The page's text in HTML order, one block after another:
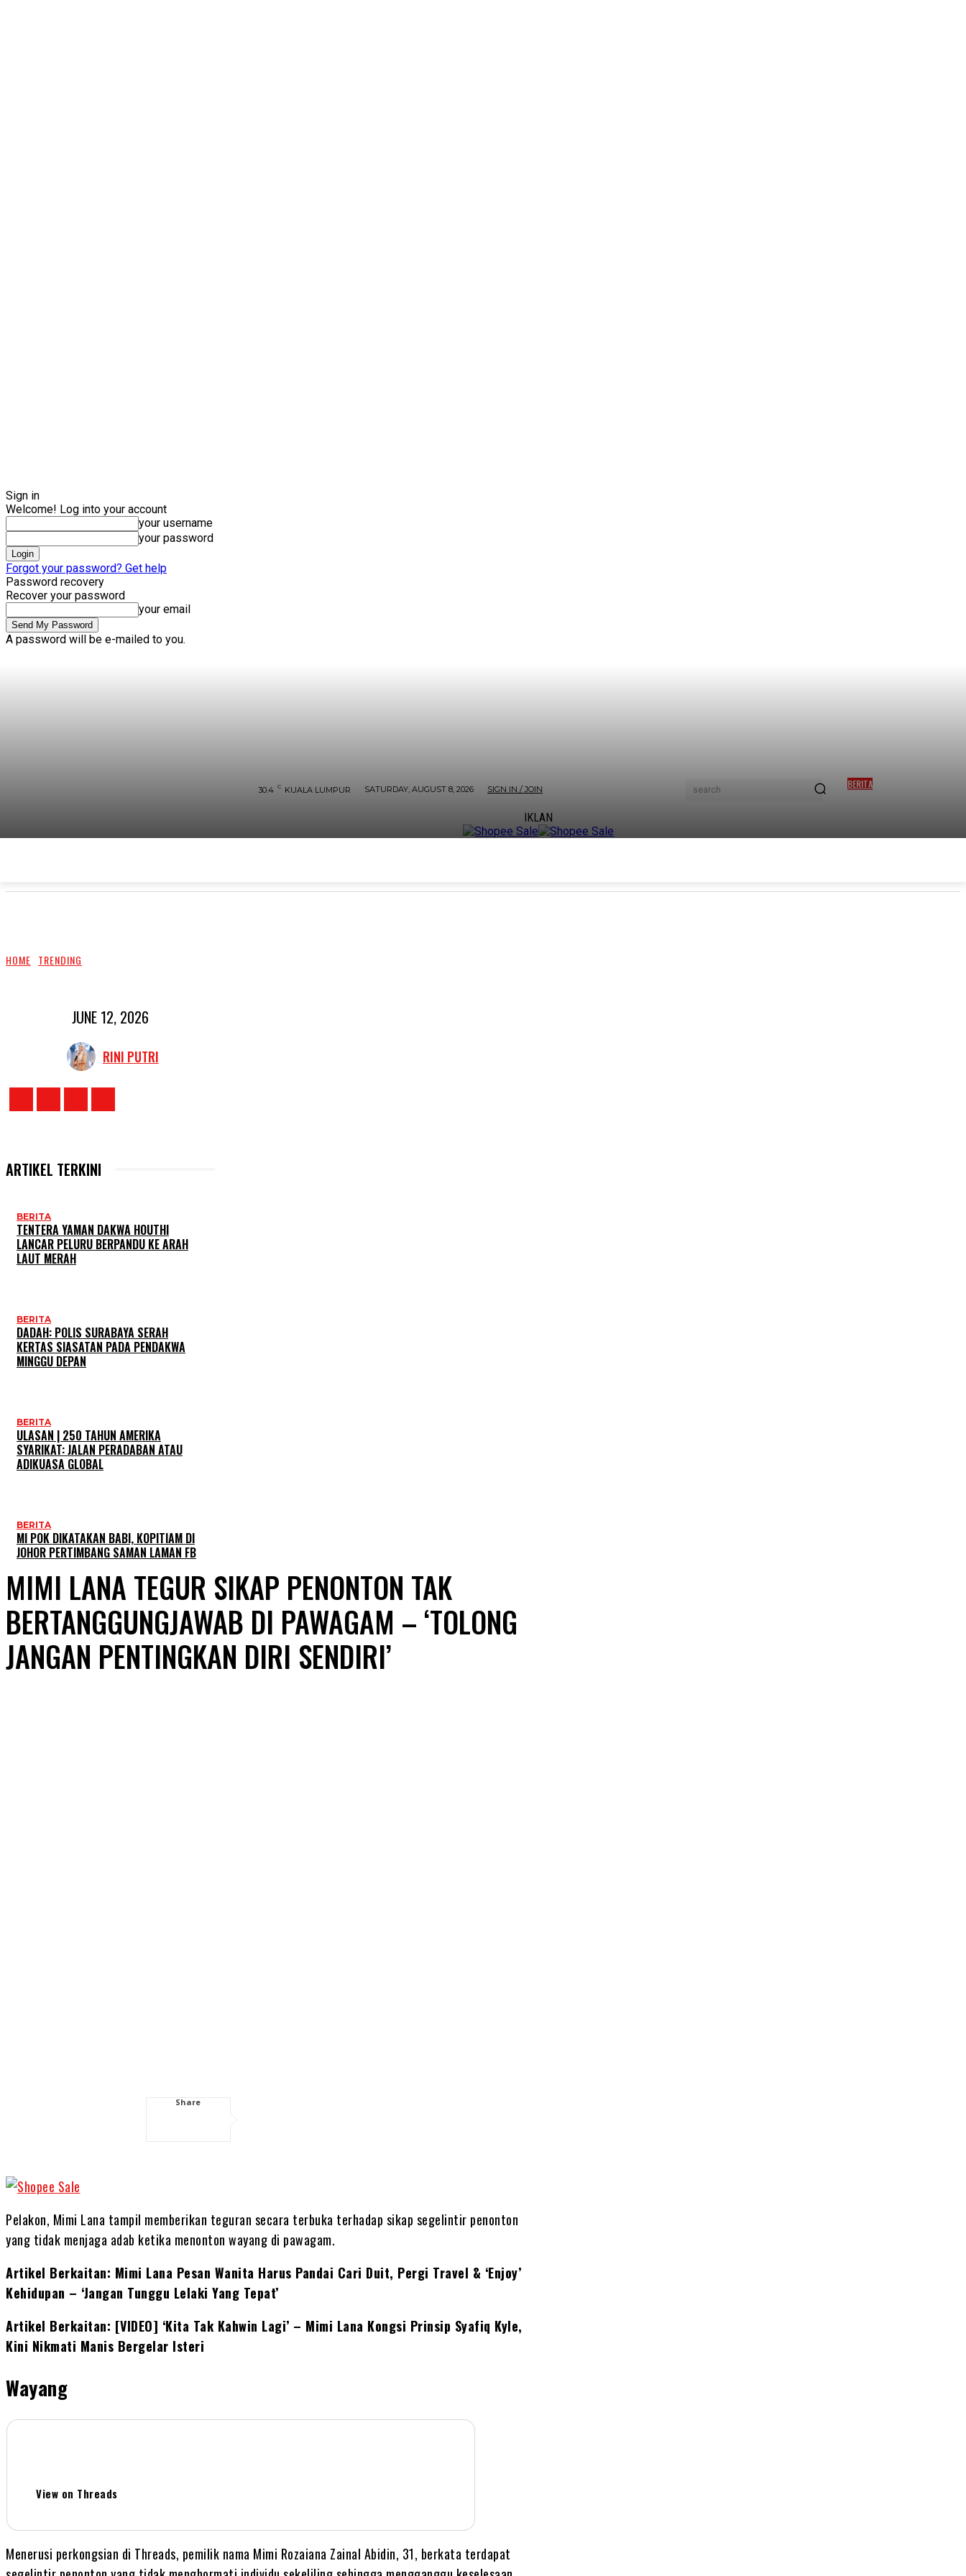
Sign in
Welcome! Log into your account
your username
your password
Forgot your password? Get help
Password recovery
Recover your password
your email
A password will be e-mailed to you.
30.4 C KUALA LUMPUR SATURDAY, AUGUST 8, 2026 SIGN IN / JOIN search
IKLAN
BERITA
HOME TRENDING
JUNE 12, 2026
RINI PUTRI
ARTIKEL TERKINI
BERITA
TENTERA YAMAN DAKWA HOUTHI
LANCAR PELURU BERPANDU KE ARAH
LAUT MERAH
BERITA
DADAH: POLIS SURABAYA SERAH
KERTAS SIASATAN PADA PENDAKWA
MINGGU DEPAN
BERITA
ULASAN | 250 TAHUN AMERIKA
SYARIKAT: JALAN PERADABAN ATAU
ADIKUASA GLOBAL
BERITA
MI POK DIKATAKAN BABI, KOPITIAM DI
JOHOR PERTIMBANG SAMAN LAMAN FB
MIMI LANA TEGUR SIKAP PENONTON TAK
BERTANGGUNGJAWAB DI PAWAGAM – ‘TOLONG
JANGAN PENTINGKAN DIRI SENDIRI’
Share
Pelakon, Mimi Lana tampil memberikan teguran secara terbuka terhadap sikap segelintir penonton
yang tidak menjaga adab ketika menonton wayang di pawagam.
Artikel Berkaitan: Mimi Lana Pesan Wanita Harus Pandai Cari Duit, Pergi Travel & ‘Enjoy’
Kehidupan – ‘Jangan Tunggu Lelaki Yang Tepat’
Artikel Berkaitan: [VIDEO] ‘Kita Tak Kahwin Lagi’ – Mimi Lana Kongsi Prinsip Syafiq Kyle,
Kini Nikmati Manis Bergelar Isteri
Wayang
View on Threads
Menerusi perkongsian di Threads, pemilik nama Mimi Rozaiana Zainal Abidin, 31, berkata terdapat